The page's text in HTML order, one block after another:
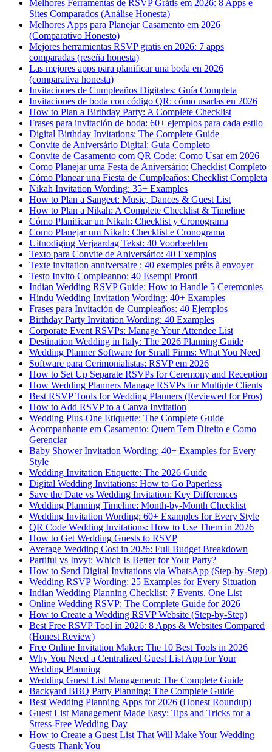
Melhores Ferramentas de RSVP Grátis em 2026: 8 Apps e
Sites Comparados (Análise Honesta)
Melhores Apps para Planejar Casamento em 2026
(Comparativo Honesto)
Mejores herramientas RSVP gratis en 2026: 7 apps
comparadas (reseña honesta)
Las mejores apps para planificar una boda en 2026
(comparativa honesta)
Invitaciones de Cumpleaños Digitales: Guía Completa
Invitaciones de boda con código QR: cómo usarlas en 2026
How to Plan a Birthday Party: A Complete Checklist
Frases para invitación de boda: 60+ ejemplos para cada estilo
Digital Birthday Invitations: The Complete Guide
Convite de Aniversário Digital: Guia Completo
Convite de Casamento com QR Code: Como Usar em 2026
Como Planejar uma Festa de Aniversário: Checklist Completo
Cómo Planear una Fiesta de Cumpleaños: Checklist Completa
Nikah Invitation Wording: 35+ Examples
How to Plan a Sangeet: Music, Dances & Guest List
How to Plan a Nikah: A Complete Checklist & Timeline
Cómo Planificar un Nikah: Checklist y Cronograma
Como Planejar um Nikah: Checklist e Cronograma
Uitnodiging Verjaardag Tekst: 40 Voorbeelden
Texto para Convite de Aniversário: 40 Exemplos
Texte invitation anniversaire : 40 exemples prêts à envoyer
Testo Invito Compleanno: 40 Esempi Pronti
Indian Wedding RSVP Guide: How to Handle 5 Ceremonies
Hindu Wedding Invitation Wording: 40+ Examples
Frases para Invitación de Cumpleaños: 40 Ejemplos
Birthday Party Invitation Wording: 40 Examples
Corporate Event RSVPs: Manage Your Attendee List
Destination Wedding in Italy: The 2026 Planning Guide
Wedding Planner Software for Small Firms: What You Need
Software para Cerimonialistas: RSVP em 2026
How to Set Up Separate RSVPs for Ceremony and Reception
How Wedding Planners Manage RSVPs for Multiple Clients
Best RSVP Tools for Wedding Planners (Reviewed for Pros)
How to Add RSVP to a Canva Invitation
Wedding Plus-One Etiquette: The Complete Guide
Acompanhante em Casamento: Quem Tem Direito e Como
Gerenciar
Baby Shower Invitation Wording: 40+ Examples for Every
Style
Wedding Invitation Etiquette: The 2026 Guide
Digital Wedding Invitations: How to Go Paperless
Save the Date vs Wedding Invitation: Key Differences
Wedding Planning Timeline: Month-by-Month Checklist
Wedding Invitation Wording: 60+ Examples for Every Style
QR Code Wedding Invitations: How to Use Them in 2026
How to Get Wedding Guests to RSVP
Average Wedding Cost in 2026: Full Budget Breakdown
Partiful vs Invyt: Which Is Better for Your Party?
How to Send Digital Invitations via WhatsApp (Step-by-Step)
Wedding RSVP Wording: 25 Examples for Every Situation
Indian Wedding Planning Checklist: 7 Events, One List
Online Wedding RSVP: The Complete Guide for 2026
How to Create a Wedding RSVP Website (Step-by-Step)
Best Free RSVP Tool in 2026: 8 Apps & Websites Compared
(Honest Review)
Free Online Invitation Maker: The 10 Best Tools in 2026
Why You Need a Centralized Guest List App for Your
Wedding Planning
Wedding Guest List Management: The Complete Guide
Backyard BBQ Party Planning: The Complete Guide
Best Wedding Planning Apps for 2026 (Honest Roundup)
Guest List Management Made Easy: Tips and Tricks for a
Stress-Free Wedding Day
How to Create a Guest List That Will Make Your Wedding
Guests Thank You